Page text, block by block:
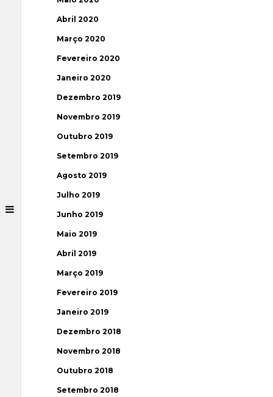
Abril 2020
Março 2020
Fevereiro 2020
Janeiro 2020
Dezembro 2019
Novembro 2019
Outubro 2019
Setembro 2019
Agosto 2019
Julho 2019
Junho 2019
Maio 2019
Abril 2019
Março 2019
Fevereiro 2019
Janeiro 2019
Dezembro 2018
Novembro 2018
Outubro 2018
Setembro 2018